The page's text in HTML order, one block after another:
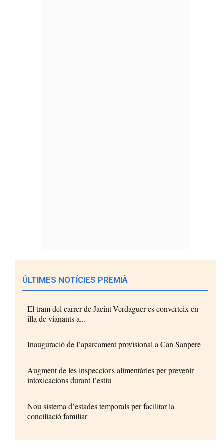
ÚLTIMES NOTÍCIES PREMIÀ
El tram del carrer de Jacint Verdaguer es converteix en
illa de vianants a...
Inauguració de l’aparcament provisional a Can Sanpere
Augment de les inspeccions alimentàries per prevenir
intoxicacions durant l’estiu
Nou sistema d’estades temporals per facilitar la
conciliació familiar